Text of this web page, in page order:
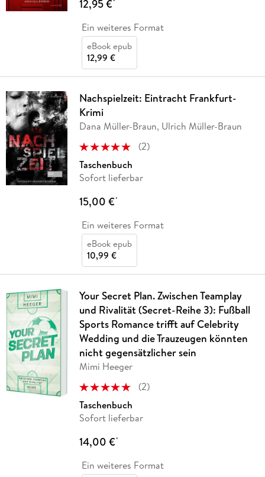
12,95 €*
Ein weiteres Format
eBook epub
12,99 €
Nachspielzeit: Eintracht Frankfurt-
Krimi
Dana Müller-Braun, Ulrich Müller-Braun
(2)
Taschenbuch
Sofort lieferbar
15,00 €*
Ein weiteres Format
eBook epub
10,99 €
Your Secret Plan. Zwischen Teamplay
und Rivalität (Secret-Reihe 3): Fußball
Sports Romance trifft auf Celebrity
Wedding und die Trauzeugen könnten
nicht gegensätzlicher sein
Mimi Heeger
(2)
Taschenbuch
Sofort lieferbar
14,00 €*
Ein weiteres Format